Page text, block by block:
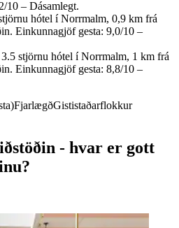
10 – Dásamlegt.
hótel í Norrmalm, 0,9 km frá
Einkunnagjöf gesta: 9,0/10 –
stjörnu hótel í Norrmalm, 1 km frá
Einkunnagjöf gesta: 8,8/10 –
FjarlægðGististaðarflokkur
- hvar er gott